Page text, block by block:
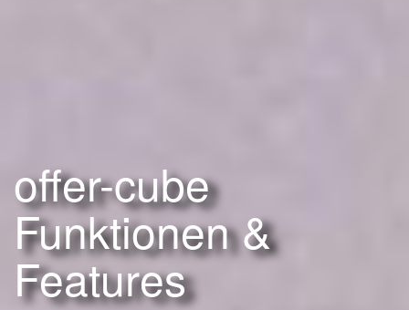
offer-cube
Funktionen &
Features